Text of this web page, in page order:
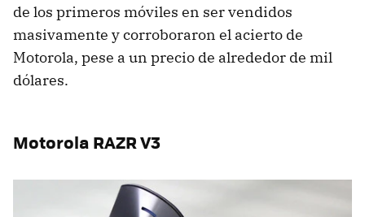
de los primeros móviles en ser vendidos
masivamente y corroboraron el acierto de
Motorola, pese a un precio de alrededor de mil
dólares.
Motorola RAZR V3